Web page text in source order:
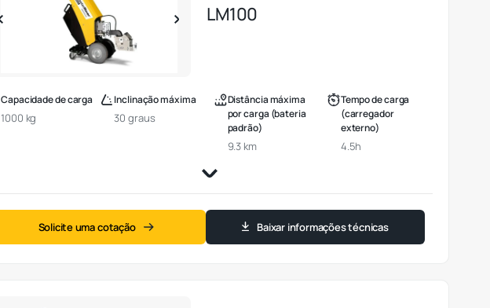
LM100
Capacidade de carga
1000 kg
Inclinação máxima
30 graus
Distância máxima
por carga (bateria
padrão)
9.3 km
Tempo de carga
(carregador
externo)
4.5h
Solicite uma cotação Baixar informações técnicas